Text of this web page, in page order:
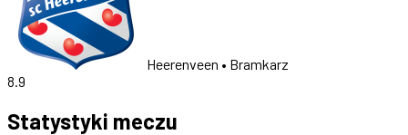
Heerenveen • Bramkarz
8.9
Statystyki meczu